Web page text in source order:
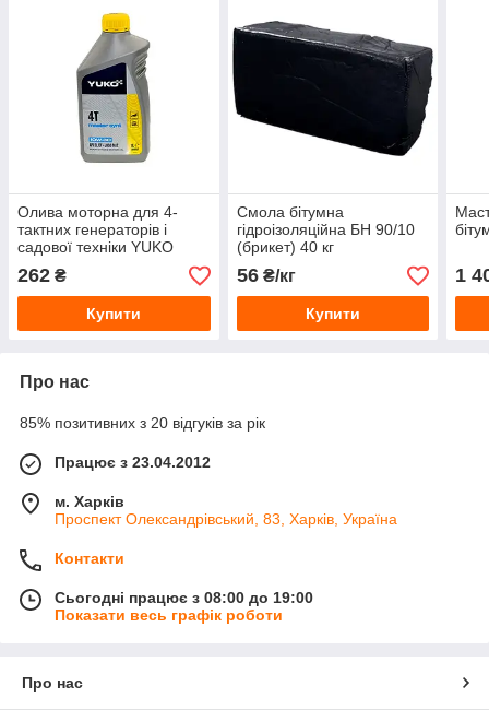
Олива моторна для 4-
тактних генераторів і
садової техніки YUKO
MASTER SYNT 4T 10W-30
(010215) 1 л
262 ₴
Купити
Смола бітумна
гідроізоляційна БН 90/10
(брикет) 40 кг
56₴/кг
Купити
1
Про нас
85% позитивних з 20 відгуків за рік
Працює з 23.04.2012
м. Харків
Проспект Олександрівський, 83, Харків, Україна
Контакти
Сьогодні працює з 08:00 до 19:00
Показати весь графік роботи
Про нас